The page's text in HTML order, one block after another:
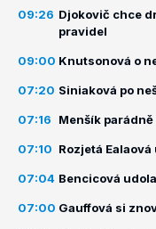
09:26 Djokovič chce
pravidel
09:00 Knutsonová o
07:20 Siniaková po
07:16 Menšík
07:10 Rozjetá
07:04 Bencicová
07:00 Gauffová si